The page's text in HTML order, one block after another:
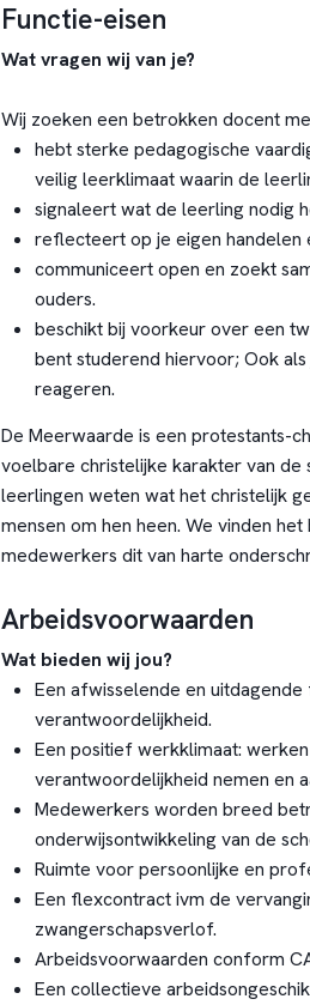
Functie-eisen
Wat vragen wij van je?
Wij zoeken een betrokken docent
hebt sterke pedagogische
veilig leerklimaat waarin de
signaleert wat de leerling nodig
reflecteert op je eigen
communiceert open en zoekt
ouders.
beschikt bij voorkeur over een
bent studerend hiervoor; Ook
reageren.
De Meerwaarde is een protestants-
voelbare christelijke karakter van
leerlingen weten wat het christelijk
mensen om hen heen. We vinden
medewerkers dit van harte
Arbeidsvoorwaarden
Wat bieden wij jou?
Een afwisselende en
verantwoordelijkheid.
Een positief werkklimaat:
verantwoordelijkheid nemen en
Medewerkers worden breed
onderwijsontwikkeling van de
Ruimte voor persoonlijke en
Een flexcontract ivm de
zwangerschapsverlof.
Arbeidsvoorwaarden conform
Een collectieve